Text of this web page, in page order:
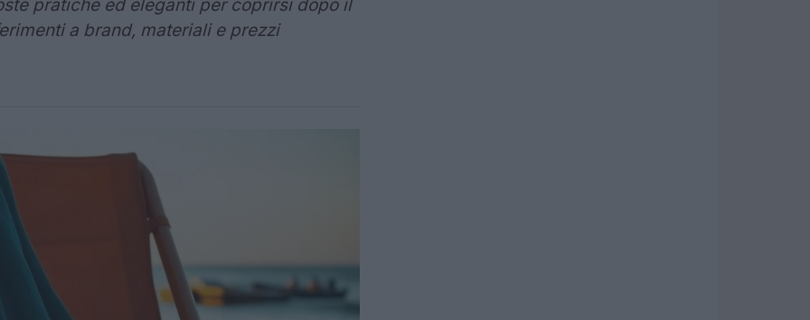
pratiche ed eleganti per coprirsi dopo il
a brand, materiali e prezzi